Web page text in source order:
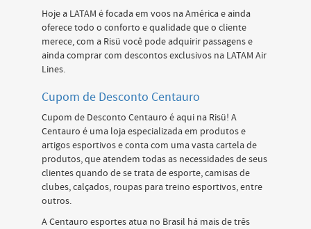
Hoje a LATAM é focada em voos na América e ainda
oferece todo o conforto e qualidade que o cliente
merece, com a Risü você pode adquirir passagens e
ainda comprar com descontos exclusivos na LATAM Air
Lines.
Cupom de Desconto Centauro
Cupom de Desconto Centauro é aqui na Risü! A
Centauro é uma loja especializada em produtos e
artigos esportivos e conta com uma vasta cartela de
produtos, que atendem todas as necessidades de seus
clientes quando de se trata de esporte, camisas de
clubes, calçados, roupas para treino esportivos, entre
outros.
A Centauro esportes atua no Brasil há mais de três